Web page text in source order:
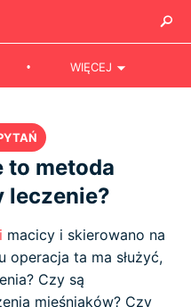
WIĘCEJ
to metoda
leczenie?
macicy i skierowano na
operacja ta ma służyć,
Czy są
mięśniaków? Czy